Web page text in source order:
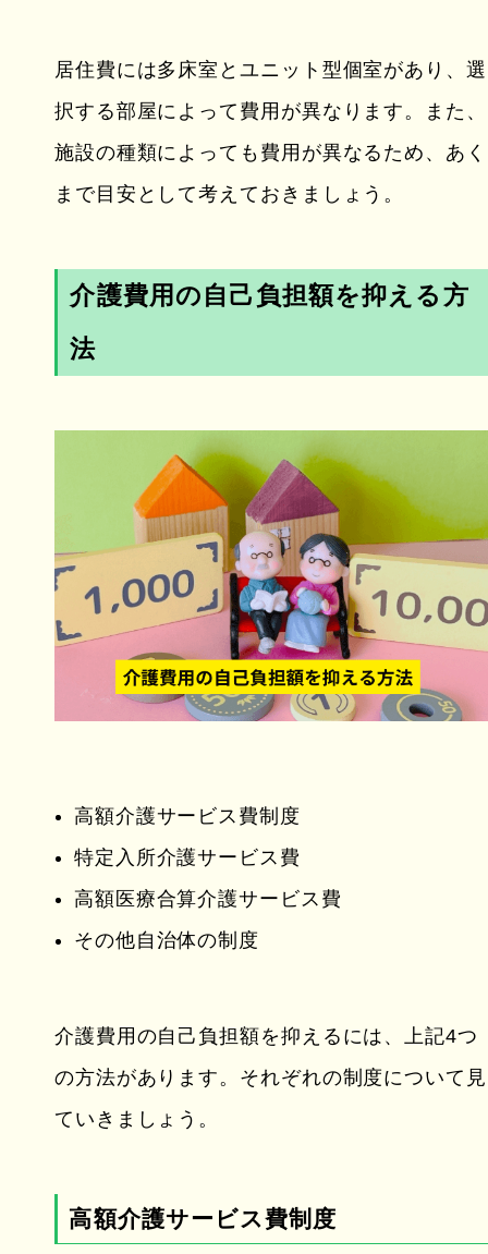
居住費には多床室とユニット型個室があり、選
択する部屋によって費用が異なります。また、
施設の種類によっても費用が異なるため、あく
まで目安として考えておきましょう。
介護費用の自己負担額を抑える方
法
高額介護サービス費制度
特定入所介護サービス費
高額医療合算介護サービス費
その他自治体の制度
介護費用の自己負担額を抑えるには、上記4つ
の方法があります。それぞれの制度について見
ていきましょう。
高額介護サービス費制度